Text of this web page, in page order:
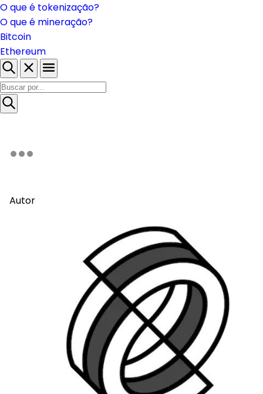
O que é tokenização?
O que é mineração?
Bitcoin
Ethereum
Autor